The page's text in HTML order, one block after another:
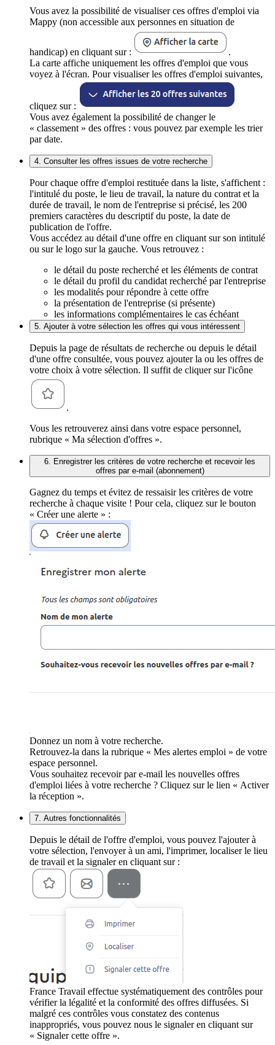
Vous avez la possibilité de visualiser ces offres d'emploi via
Mappy (non accessible aux personnes en situation de
handicap) en cliquant sur :
.
La carte affiche uniquement les offres d'emploi que vous
voyez à l'écran. Pour visualiser les offres d'emploi suivantes,
cliquez sur :
Vous avez également la possibilité de changer le
« classement » des offres : vous pouvez par exemple les trier
par date.
4. Consulter les offres issues de votre recherche
Pour chaque offre d'emploi restituée dans la liste, s'affichent :
l'intitulé du poste, le lieu de travail, la nature du contrat et la
durée de travail, le nom de l'entreprise si précisé, les 200
premiers caractères du descriptif du poste, la date de
publication de l'offre.
Vous accédez au détail d'une offre en cliquant sur son intitulé
ou sur le logo sur la gauche. Vous retrouvez :
le détail du poste recherché et les éléments de contrat
le détail du profil du candidat recherché par l'entreprise
les modalités pour répondre à cette offre
la présentation de l'entreprise (si présente)
les informations complémentaires le cas échéant
5. Ajouter à votre sélection les offres qui vous intéressent
Depuis la page de résultats de recherche ou depuis le détail
d'une offre consultée, vous pouvez ajouter la ou les offres de
votre choix à votre sélection. Il suffit de cliquer sur l'icône
.
Vous les retrouverez ainsi dans votre espace personnel,
rubrique « Ma sélection d'offres ».
6. Enregistrer les critères de votre recherche et recevoir les
offres par e-mail (abonnement)
Gagnez du temps et évitez de ressaisir les critères de votre
recherche à chaque visite ! Pour cela, cliquez sur le bouton
« Créer une alerte » :
Donnez un nom à votre recherche.
Retrouvez-la dans la rubrique « Mes alertes emploi » de votre
espace personnel.
Vous souhaitez recevoir par e-mail les nouvelles offres
d'emploi liées à votre recherche ? Cliquez sur le lien « Activer
la réception ».
7. Autres fonctionnalités
Depuis le détail de l'offre d'emploi, vous pouvez l'ajouter à
votre sélection, l'envoyer à un ami, l'imprimer, localiser le lieu
de travail et la signaler en cliquant sur :
France Travail effectue systématiquement des contrôles pour
vérifier la légalité et la conformité des offres diffusées. Si
malgré ces contrôles vous constatez des contenus
inappropriés, vous pouvez nous le signaler en cliquant sur
« Signaler cette offre ».